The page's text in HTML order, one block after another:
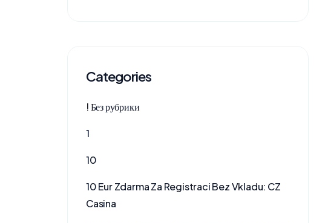
Categories
! Без рубрики
1
10
10 Eur Zdarma Za Registraci Bez Vkladu: CZ
Casina